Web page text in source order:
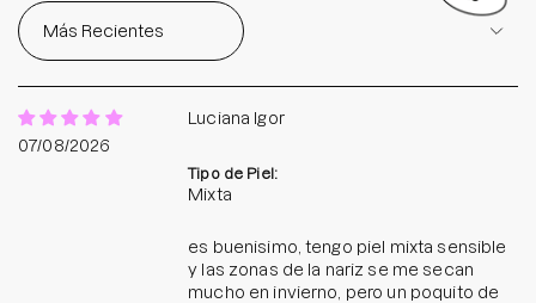
Sort by
07/08/2026
Luciana Igor
Tipo de Piel:
Mixta
es buenisimo, tengo piel mixta sensible
y las zonas de la nariz se me secan
mucho en invierno, pero un poquito de